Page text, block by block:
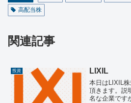
高配当株
関連記事
投資 LIXIL
本日はLIXIL
頂きます。説
名な企業です